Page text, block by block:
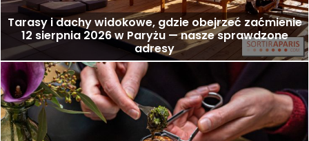
Tarasy i dachy widokowe, gdzie obejrzeć zaćmienie
12 sierpnia 2026 w Paryżu — nasze sprawdzone
adresy